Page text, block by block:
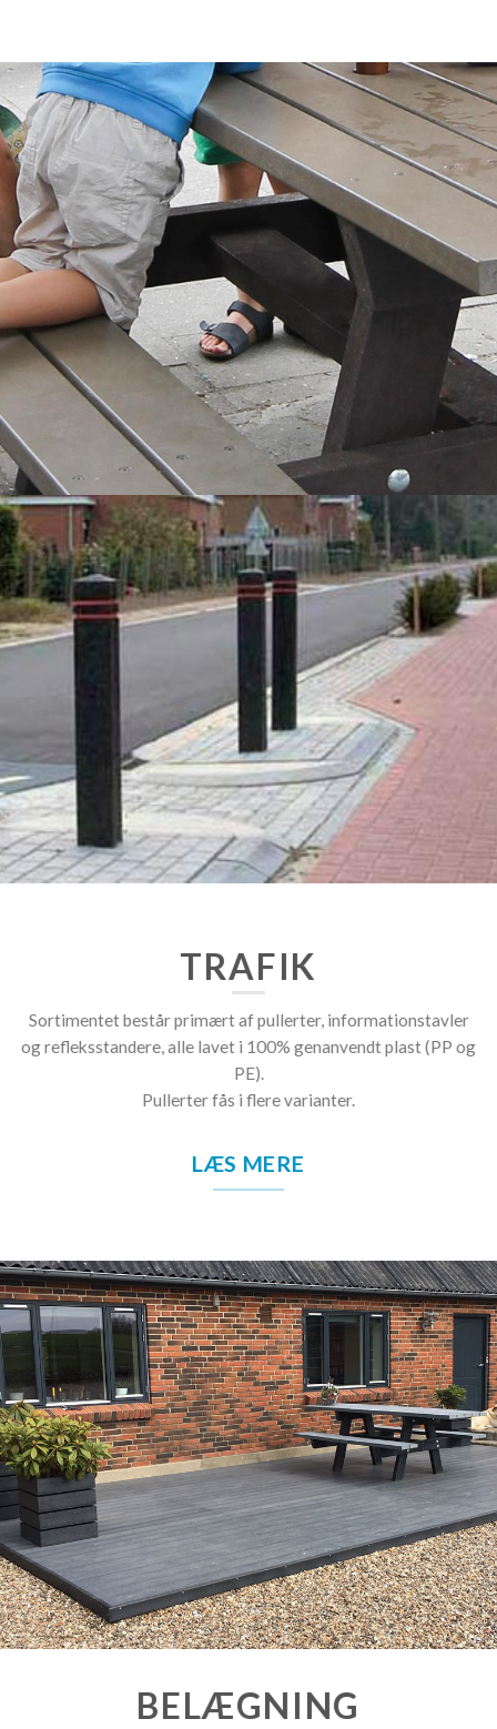
TRAFIK
Sortimentet består primært af pullerter, informationstavler
og refleksstandere, alle lavet i 100% genanvendt plast (PP og
PE).
Pullerter fås i flere varianter.
LÆS MERE
BELÆGNING